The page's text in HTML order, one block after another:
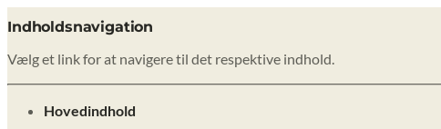
Indholdsnavigation
Vælg et link for at navigere til det respektive indhold.
gå til
Hovedindhold